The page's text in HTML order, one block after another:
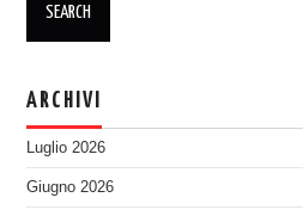
ARCHIVI
Luglio 2026
Giugno 2026